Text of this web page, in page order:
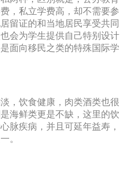
，私立学费高，却不需要参
留证的和当地居民享受共同
会为学生提供自己特别设计
面向移民之类的特殊国际学
饮食健康，肉类酒类也很
海鲜类更是不缺，这里的饮
脉疾病，并且可延年益寿，
。